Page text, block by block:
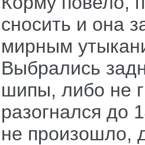
сносить и она
мирным
Выбрались
шипы, либо не
разогнался до
не произошло,